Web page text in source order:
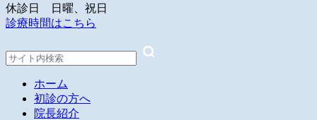
休診日 日曜、祝日
診療時間はこちら
ホーム
初診の方へ
院長紹介